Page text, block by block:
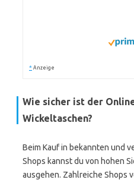
* Anzeige
Wie sicher ist der
Wickeltaschen?
Beim Kauf in bekannten und
Shops kannst du von hohen
ausgehen. Zahlreiche Shops